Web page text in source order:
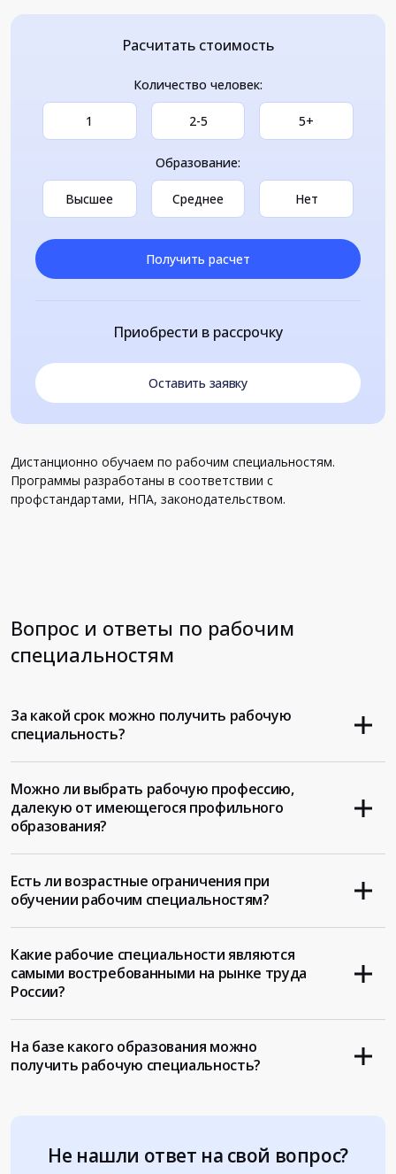
Расчитать стоимость
Количество человек:
1 2-5 5+
Образование:
Высшее Среднее Нет
Получить расчет
Приобрести в рассрочку
Оставить заявку
Дистанционно обучаем по рабочим специальностям.
Программы разработаны в соответствии с
профстандартами, НПА, законодательством.
Вопрос и ответы по рабочим
специальностям
Не нашли ответ на свой вопрос?
За какой срок можно получить рабочую
специальность?
Можно ли выбрать рабочую профессию,
далекую от имеющегося профильного
образования?
Есть ли возрастные ограничения при
обучении рабочим специальностям?
Какие рабочие специальности являются
самыми востребованными на рынке труда
России?
На базе какого образования можно
получить рабочую специальность?